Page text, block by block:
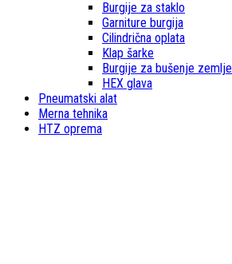
Burgije za staklo
Garniture burgija
Cilindrična oplata
Klap šarke
Burgije za bušenje zemlje
HEX glava
Pneumatski alat
Merna tehnika
HTZ oprema